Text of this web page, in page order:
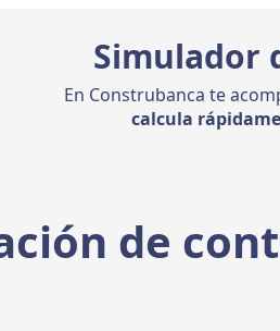
Simulador
En Construbanca te
calcula
de